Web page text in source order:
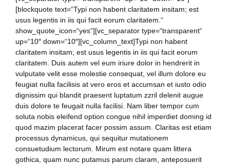
[blockquote text=“Typi non habent claritatem insitam; est
usus legentis in iis qui facit eorum claritatem.“
show_quote_icon=“yes“][vc_separator type=“transparent“
up=“10″ down=“10″][vc_column_text]Typi non habent
claritatem insitam; est usus legentis in iis qui facit eorum
claritatem. Duis autem vel eum iriure dolor in hendrerit in
vulputate velit esse molestie consequat, vel illum dolore eu
feugiat nulla facilisis at vero eros et accumsan et iusto odio
dignissim qui blandit praesent luptatum zzril delenit augue
duis dolore te feugait nulla facilisi. Nam liber tempor cum
soluta nobis eleifend option congue nihil imperdiet doming id
quod mazim placerat facer possim assum. Claritas est etiam
processus dynamicus, qui sequitur mutationem
consuetudium lectorum. Mirum est notare quam littera
gothica, quam nunc putamus parum claram, anteposuerit